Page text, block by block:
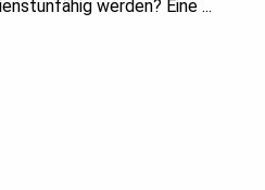
werden? Eine ...